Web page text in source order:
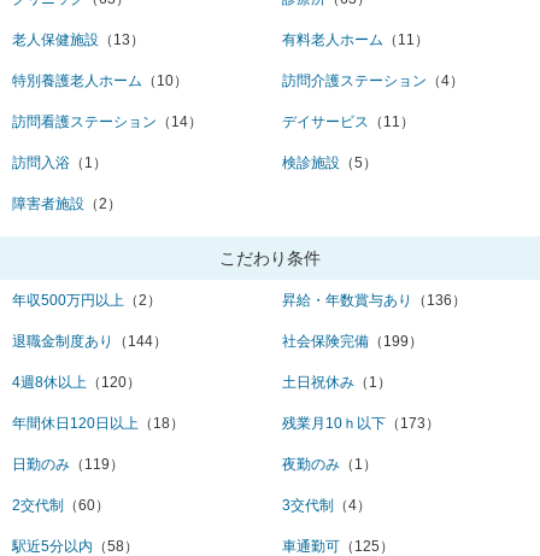
老人保健施設 （13） 有料老人ホーム （11）
特別養護老人ホーム （10） 訪問介護ステーション （4）
訪問看護ステーション （14） デイサービス （11）
訪問入浴 （1） 検診施設 （5）
障害者施設 （2）
こだわり条件
年収500万円以上 （2） 昇給・年数賞与あり （136）
退職金制度あり （144） 社会保険完備 （199）
4週8休以上 （120） 土日祝休み （1）
年間休日120日以上 （18） 残業月10ｈ以下 （173）
日勤のみ （119） 夜勤のみ （1）
2交代制 （60） 3交代制 （4）
駅近5分以内 （58） 車通勤可 （125）